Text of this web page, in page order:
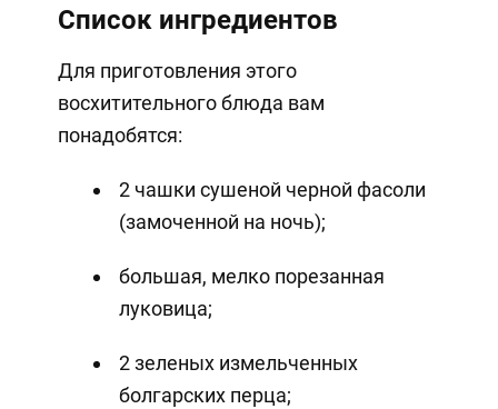
Список ингредиентов
Для приготовления этого
восхитительного блюда вам
понадобятся:
2 чашки сушеной черной фасоли
(замоченной на ночь);
большая, мелко порезанная
луковица;
2 зеленых измельченных
болгарских перца;